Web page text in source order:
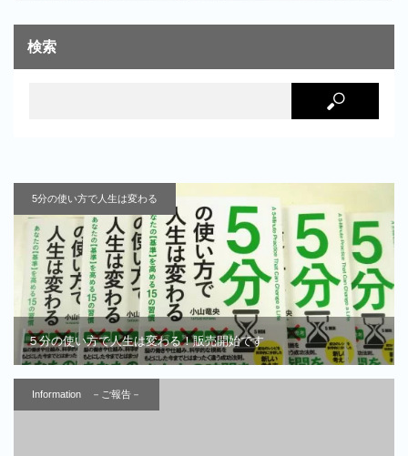
検索
5分の使い方で人生は変わる
５分の使い方で人生は変わる！販売開始です
Information －ご報告－